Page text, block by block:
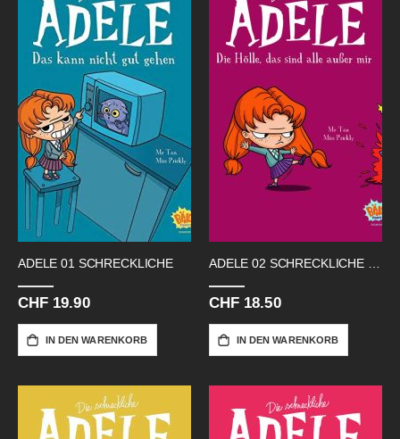
ADELE 01 SCHRECKLICHE
CHF 19.90
IN DEN WARENKORB
CHF 18.50
IN DEN WARENKORB